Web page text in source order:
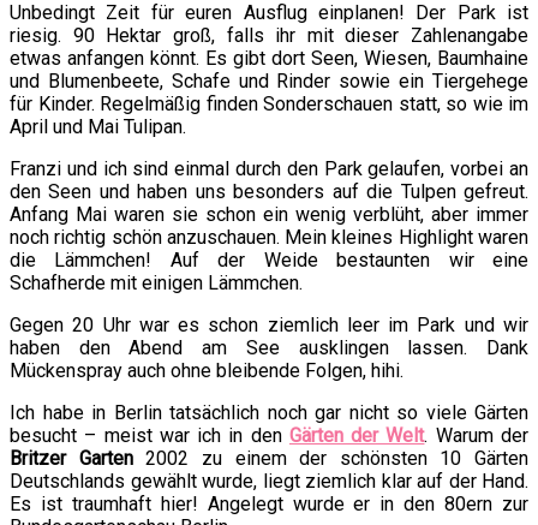
Unbedingt Zeit für euren Ausflug einplanen! Der Park ist
riesig. 90 Hektar groß, falls ihr mit dieser Zahlenangabe
etwas anfangen könnt. Es gibt dort Seen, Wiesen, Baumhaine
und Blumenbeete, Schafe und Rinder sowie ein Tiergehege
für Kinder. Regelmäßig finden Sonderschauen statt, so wie im
April und Mai Tulipan.
Franzi und ich sind einmal durch den Park gelaufen, vorbei an
den Seen und haben uns besonders auf die Tulpen gefreut.
Anfang Mai waren sie schon ein wenig verblüht, aber immer
noch richtig schön anzuschauen. Mein kleines Highlight waren
die Lämmchen! Auf der Weide bestaunten wir eine
Schafherde mit einigen Lämmchen.
Gegen 20 Uhr war es schon ziemlich leer im Park und wir
haben den Abend am See ausklingen lassen. Dank
Mückenspray auch ohne bleibende Folgen, hihi.
Ich habe in Berlin tatsächlich noch gar nicht so viele Gärten
besucht – meist war ich in den Gärten der Welt. Warum der
Britzer Garten2002 zu einem der schönsten 10 Gärten
Deutschlands gewählt wurde, liegt ziemlich klar auf der Hand.
Es ist traumhaft hier! Angelegt wurde er in den 80ern zur